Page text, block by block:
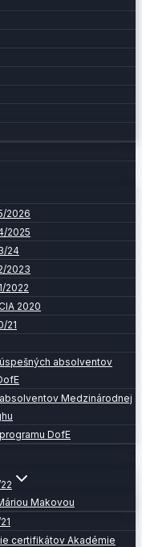
2026
2025
24
2023
2022
2020
21
absolventov
Medzinárodnej
DofE
Makovou
certifikátov Akadémie